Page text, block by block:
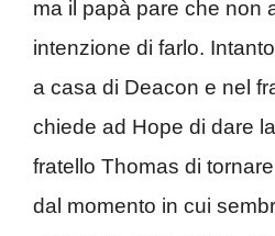
ma il papà pare che non
intenzione di farlo.
a casa di Deacon e nel
chiede ad Hope di dare
fratello Thomas di
dal momento in cui